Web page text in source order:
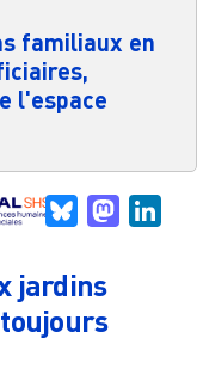
familiaux en
l'espace
Bluesky
jardins